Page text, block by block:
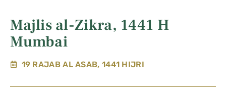
Majlis al-Zikra, 1441 H
Mumbai
19 RAJAB AL ASAB, 1441 HIJRI